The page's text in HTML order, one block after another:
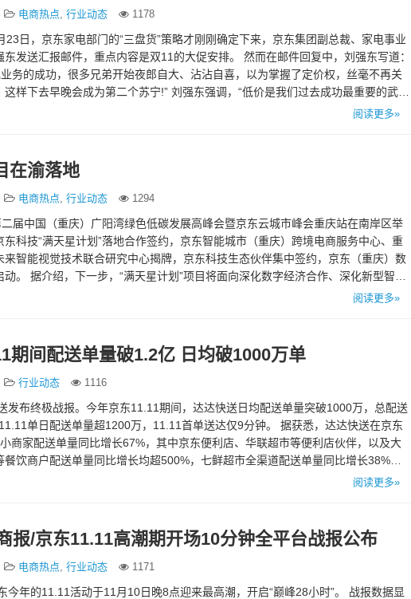
电商热点, 行业动态 1178
23日，京东家电部门的“三盘货”策略才刚刚确定下来，京东集团副总裁、家电事业
发送汇报邮件，重点内容是双11的大促安排。 然而在邮件回复中，刘强东写道：
务的成功，很多兄弟开始夜郎自大、沾沾自喜，以为掌握了定价权，丝毫不再关
这样下去早晚会成为第二个苏宁!” 刘强东强调，“低价是我们过去成功最重要的武
阅读更多»
在渝落地
电商热点, 行业动态 1294
届中国（重庆）广阳湾绿色低碳发展高峰会暨京东云城市峰会重庆站在南岸区举
科技“满天星计划”落地合作签约，京东智能城市（重庆）跨境电商服务中心、重
来智能视觉技术联合研究中心揭牌，京东科技生态伙伴集中签约，京东（重庆）数
。 据介绍，下一步，“满天星计划”项目将面向深化数字经济合作、深化新型智慧
阅读更多»
期间配送单量破1.2亿 日均破1000万单
行业动态 1116
发布终极战报。今年京东11.11期间，达达快送日均配送单量突破1000万，总配送
单日配送单量超1200万，11.11首单送达仅9分钟。 据获悉，达达快送在京东
商家配送单量同比增长67%，其中京东便利店、华联超市等便利店伙伴，以及大
饮商户配送单量同比增长均超500%，七鲜超市全渠道配送单量同比增长38%，
阅读更多»
报/京东11.11高潮期开场10分钟全平台战报公布
电商热点, 行业动态 1171
今年的11.11活动于11月10日晚8点迎来最高潮，开启“巅峰28小时”。 战报数据显